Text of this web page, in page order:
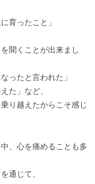
育ったこと」
聞くことが出来まし
ったと言われた」
た」など、
り越えたからこそ感じ
、心を痛めることも多
通じて、